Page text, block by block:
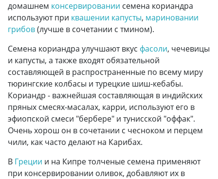
домашнем консервировании семена кориандра
используют при квашении капусты, мариновании
грибов(лучше в сочетании с тмином).
Семена кориандра улучшают вкус фасоли, чечевицы
и капусты, а также входят обязательной
составляющей в распространенные по всему миру
тюрингские колбасы и турецкие шиш-кебабы.
Кориандр - важнейшая составляющая в индийских
пряных смесях-масалах, карри, используют его в
эфиопской смеси "бербере" и тунисской "оффак".
Очень хорош он в сочетании с чесноком и перцем
чили, как часто делают на Карибах.
В Греции и на Кипре толченые семена применяют
при консервировании оливок, добавляют их в